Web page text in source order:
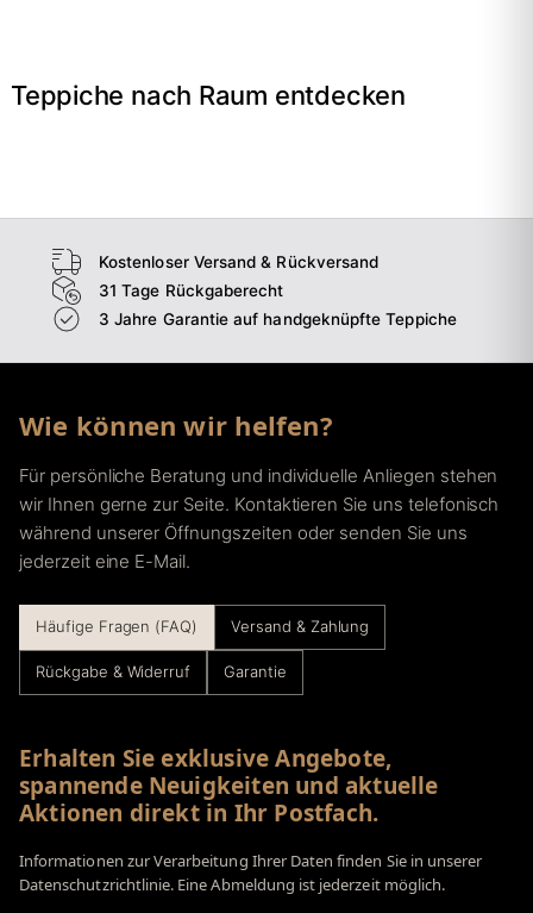
Teppiche nach Raum entdecken
Wohnzimmer
Kostenloser Versand & Rückversand
31 Tage Rückgaberecht
3 Jahre Garantie auf handgeknüpfte Teppiche
Wie können wir helfen?
Für persönliche Beratung und individuelle Anliegen stehen
wir Ihnen gerne zur Seite. Kontaktieren Sie uns telefonisch
während unserer Öffnungszeiten oder senden Sie uns
jederzeit eine E-Mail.
Häufige Fragen (FAQ) Versand & Zahlung
Rückgabe & Widerruf Garantie
Erhalten Sie exklusive Angebote,
spannende Neuigkeiten und aktuelle
Aktionen direkt in Ihr Postfach.
Informationen zur Verarbeitung Ihrer Daten finden Sie in unserer
Datenschutzrichtlinie. Eine Abmeldung ist jederzeit möglich.